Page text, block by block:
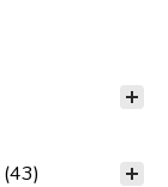
(43)